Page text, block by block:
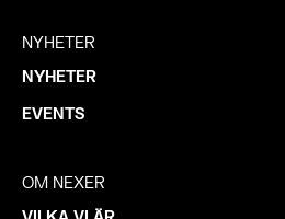
NYHETER
NYHETER
EVENTS
OM NEXER